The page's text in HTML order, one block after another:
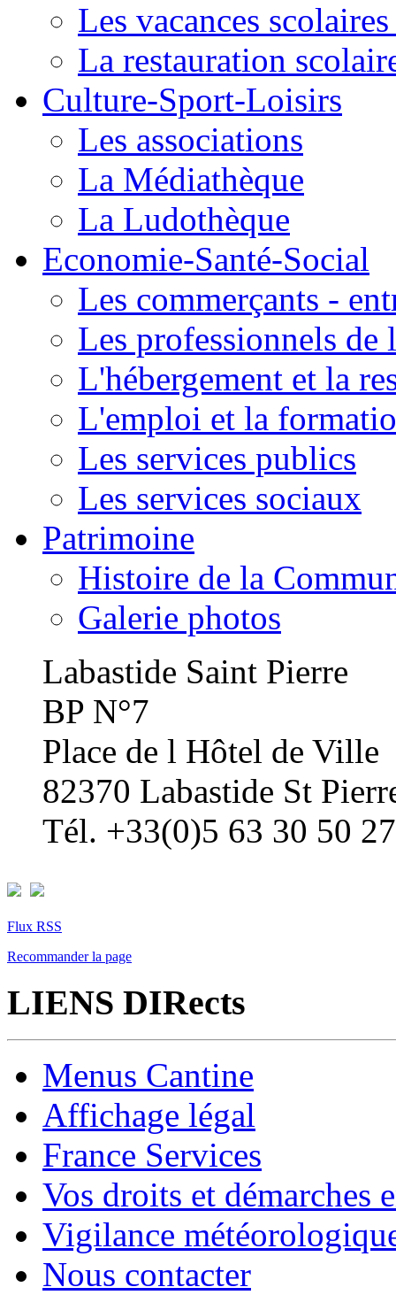
Les vacances
La restauration
Culture-Sport-Loisirs
Les associations
La Médiathèque
La Ludothèque
Economie-Santé-Social
Les commerçants -
Les professionnels de
L'hébergement et la
L'emploi et la
Les services publics
Les services sociaux
Patrimoine
Histoire de la
Galerie photos
Labastide Saint Pierre
BP N°7
Place de l Hôtel de Ville
82370 Labastide St
Tél. +33(0)5 63 30 50 27
Flux RSS
Recommander la page
LIENS DIRects
Menus Cantine
Affichage légal
France Services
Vos droits et démarches
Vigilance
Nous contacter